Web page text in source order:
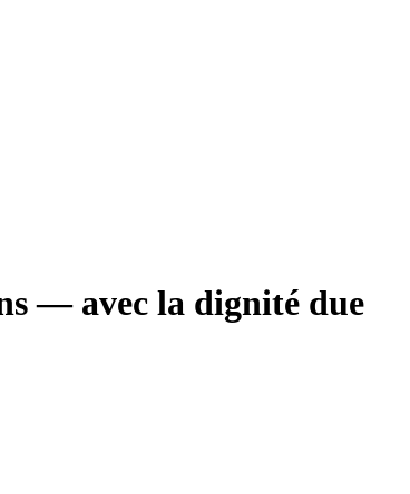
— avec la dignité due